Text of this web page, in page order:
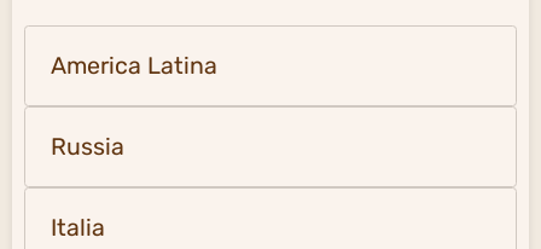
America Latina
Russia
Italia